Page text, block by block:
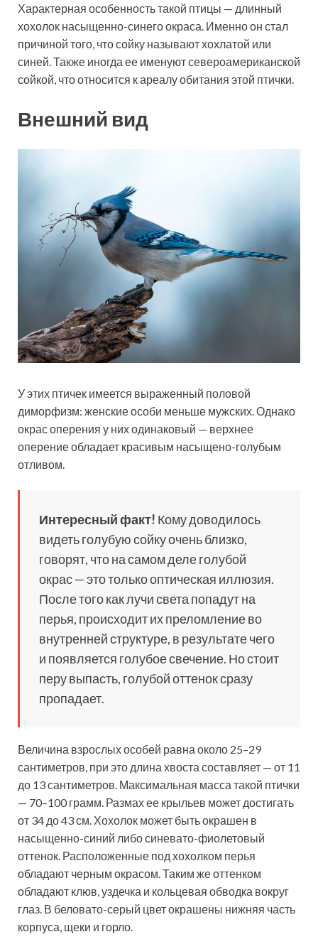
Характерная особенность такой птицы — длинный
хохолок насыщенно-синего окраса. Именно он стал
причиной того, что сойку называют хохлатой или
синей. Также иногда ее именуют североамериканской
сойкой, что относится к ареалу обитания этой птички.
Внешний вид
У этих птичек имеется выраженный половой
диморфизм: женские особи меньше мужских. Однако
окрас оперения у них одинаковый — верхнее
оперение обладает красивым насыщено-голубым
отливом.
Интересный факт! Кому доводилось
видеть голубую сойку очень близко,
говорят, что на самом деле голубой
окрас — это только оптическая иллюзия.
После того как лучи света попадут на
перья, происходит их преломление во
внутренней структуре, в результате чего
и появляется голубое свечение. Но стоит
перу выпасть, голубой оттенок сразу
пропадает.
Величина взрослых особей равна около 25–29
сантиметров, при это длина хвоста составляет — от 11
до 13 сантиметров. Максимальная масса такой птички
— 70–100 грамм. Размах ее крыльев может достигать
от 34 до 43 см. Хохолок может быть окрашен в
насыщенно-синий либо синевато-фиолетовый
оттенок. Расположенные под хохолком перья
обладают черным окрасом. Таким же оттенком
обладают клюв, уздечка и кольцевая обводка вокруг
глаз. В беловато-серый цвет окрашены нижняя часть
корпуса, щеки и горло.